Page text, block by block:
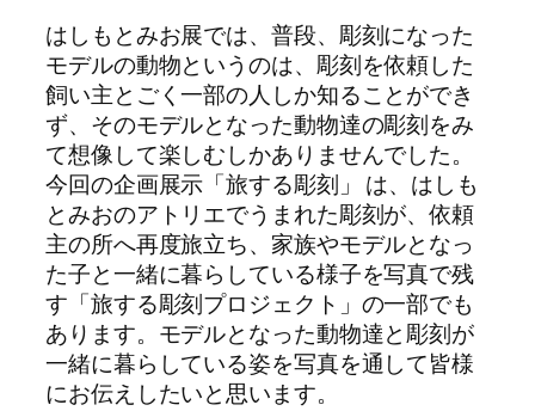
はしもとみお展では、普段、彫刻になった
モデルの動物というのは、彫刻を依頼した
飼い主とごく一部の人しか知ることができ
ず、そのモデルとなった動物達の彫刻をみ
て想像して楽しむしかありませんでした。
今回の企画展示「旅する彫刻」 は、はしも
とみおのアトリエでうまれた彫刻が、依頼
主の所へ再度旅立ち、家族やモデルとなっ
た子と一緒に暮らしている様子を写真で残
す「旅する彫刻プロジェクト」の一部でも
あります。モデルとなった動物達と彫刻が
一緒に暮らしている姿を写真を通して皆様
にお伝えしたいと思います。